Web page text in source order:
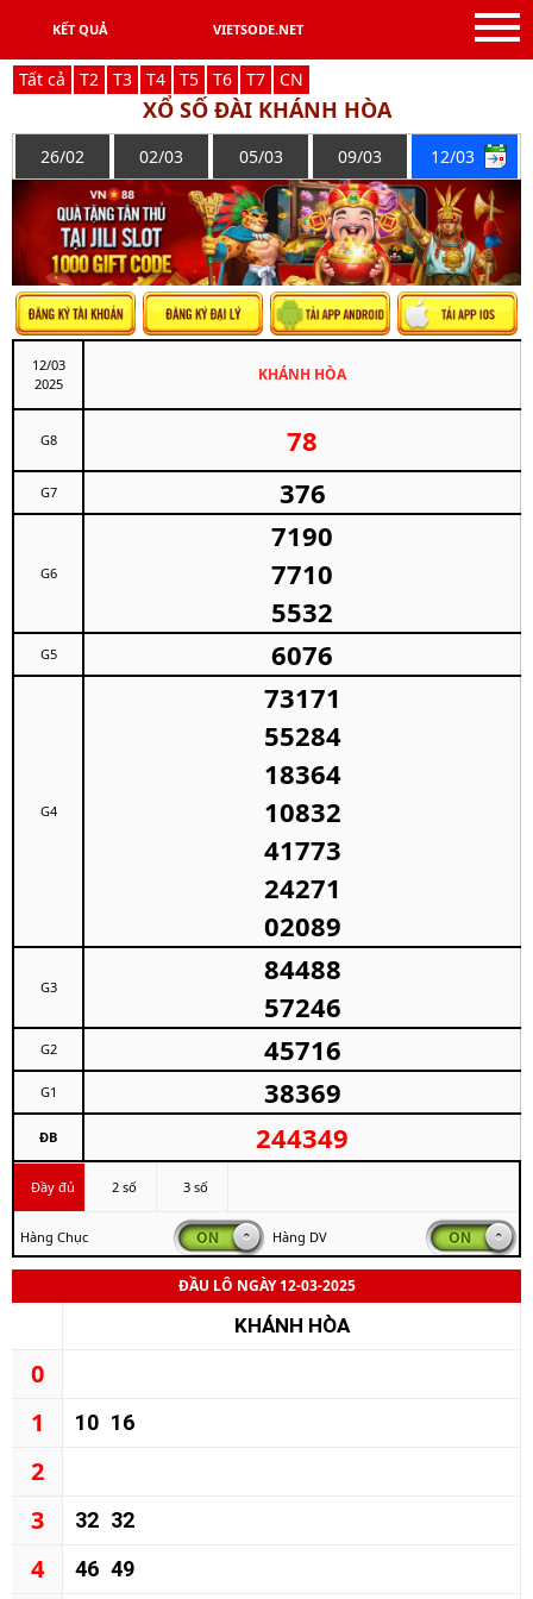
KẾT QUẢ VIETSODE.NET
Tất cả T2 T3 T4 T5 T6 T7 CN
XỔ SỐ ĐÀI KHÁNH HÒA
26/02 02/03 05/03 09/03 12/03
12/03
2025
KHÁNH HÒA
G8 78
G7 376
G6
7190
7710
5532
G5 6076
G4
73171
55284
18364
10832
41773
24271
02089
G3
84488
57246
G2 45716
G1 38369
ĐB 244349
Đầy đủ 2 số 3 số
Hàng Chục Hàng DV
ĐẦU LÔ NGÀY 12-03-2025
KHÁNH HÒA
0
1
10 16
2
3
32 32
4 46 49